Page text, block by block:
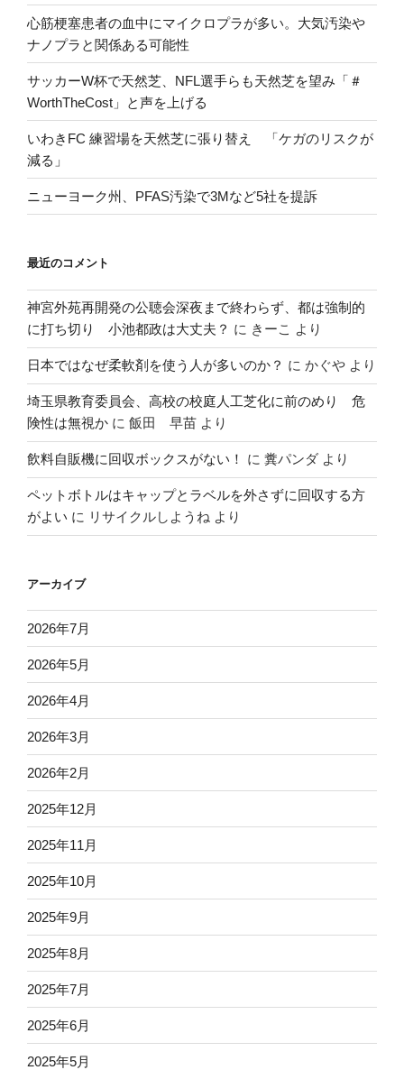
心筋梗塞患者の血中にマイクロプラが多い。大気汚染や
ナノプラと関係ある可能性
サッカーW杯で天然芝、NFL選手らも天然芝を望み「＃
WorthTheCost」と声を上げる
いわきFC 練習場を天然芝に張り替え 「ケガのリスクが
減る」
ニューヨーク州、PFAS汚染で3Mなど5社を提訴
最近のコメント
神宮外苑再開発の公聴会深夜まで終わらず、都は強制的
に打ち切り 小池都政は大丈夫？ に きーこ より
日本ではなぜ柔軟剤を使う人が多いのか？ に かぐや より
埼玉県教育委員会、高校の校庭人工芝化に前のめり 危
険性は無視か に 飯田 早苗 より
飲料自販機に回収ボックスがない！ に 糞パンダ より
ペットボトルはキャップとラベルを外さずに回収する方
がよい に リサイクルしようね より
アーカイブ
2026年7月
2026年5月
2026年4月
2026年3月
2026年2月
2025年12月
2025年11月
2025年10月
2025年9月
2025年8月
2025年7月
2025年6月
2025年5月